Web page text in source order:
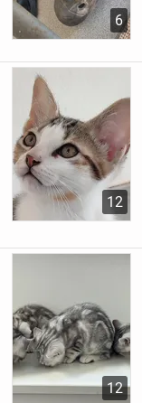
6
12
12